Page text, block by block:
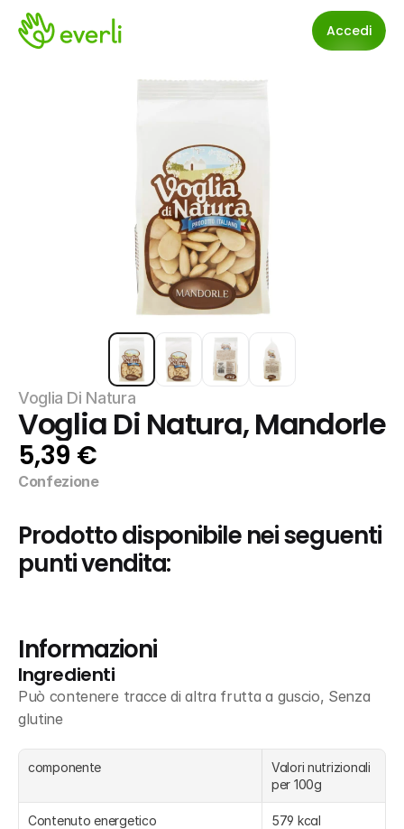
Accedi
Voglia Di Natura
Voglia Di Natura, Mandorle
5,39 €
Confezione
Prodotto disponibile nei seguenti
punti vendita:
Informazioni
Ingredienti
Può contenere tracce di altra frutta a guscio, Senza
glutine
componente
Valori nutrizionali
per 100g
Contenuto energetico 579 kcal